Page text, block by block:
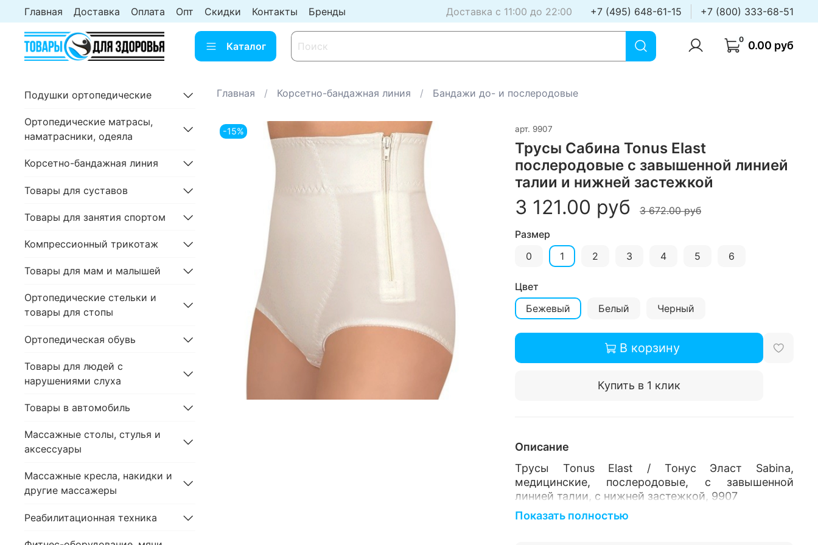
Главная Доставка Оплата Опт Скидки Контакты Бренды Доставка с 11:00 до 22:00 +7 (495) 648-61-15 +7 (800) 333-68-51
Каталог
0 0.00 руб
Главная Корсетно-бандажная линия Бандажи до- и послеродовые
-15% арт. 9907
Трусы Сабина Tonus Elast
послеродовые с завышенной линией
талии и нижней застежкой
3 121.00 руб
3 672.00 руб
Размер
0
1 2 3 4 5 6
Цвет
Бежевый
Белый Черный
В корзину
Купить в 1 клик
Описание
Трусы Tonus Еlast / Тонус Эласт Sabina,
медицинские, послеродовые, с завышенной
линией талии, с нижней застежкой, 9907
Предназначены после родов, а также в
Показать полностью
Подушки ортопедические
Ортопедические матрасы,
наматрасники, одеяла
Корсетно-бандажная линия
Товары для суставов
Товары для занятия спортом
Компрессионный трикотаж
Товары для мам и малышей
Ортопедические стельки и
товары для стопы
Ортопедическая обувь
Товары для людей с
нарушениями слуха
Товары в автомобиль
Массажные столы, стулья и
аксессуары
Массажные кресла, накидки и
другие массажеры
Реабилитационная техника